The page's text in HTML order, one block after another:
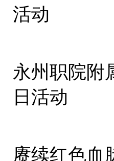
活动
永州职院附
日活动
赓续红色血